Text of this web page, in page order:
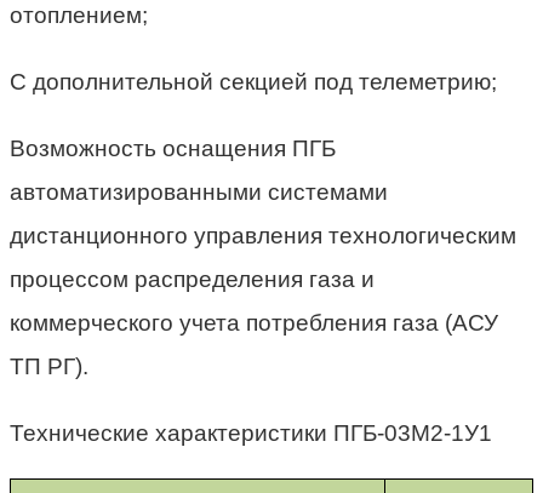
отоплением;
С дополнительной секцией под телеметрию;
Возможность оснащения ПГБ
автоматизированными системами
дистанционного управления технологическим
процессом распределения газа и
коммерческого учета потребления газа (АСУ
ТП РГ).
Технические характеристики ПГБ-03М2-1У1